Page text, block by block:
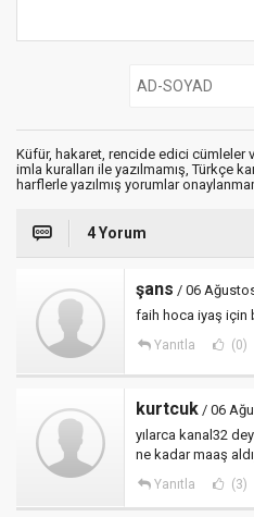
Küfür, hakaret, rencide edici cümleler
imla kuralları ile yazılmamış, Türkçe
harflerle yazılmış yorumlar
4 Yorum
şans / 06
faih hoca iyaş için
Yanıtla (0)
kurtcuk / 06
yılarca kanal32
ne kadar maaş
Yanıtla (3)